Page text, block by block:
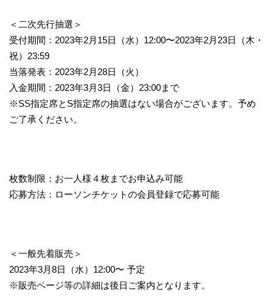
＜二次先行抽選＞
受付期間：2023年2月15日（水）12:00〜2023年2月23日（木・
祝）23:59
当落発表：2023年2月28日（火）
入金期間：2023年3月3日（金）23:00まで
※SS指定席とS指定席の抽選はない場合がございます。予め
ご了承ください。
枚数制限：お一人様４枚までお申込み可能
応募方法：ローソンチケットの会員登録で応募可能
＜一般先着販売＞
2023年3月8日（水）12:00〜 予定
※販売ページ等の詳細は後日ご案内となります。